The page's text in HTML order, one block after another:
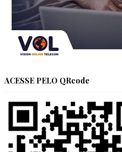
ACESSE PELO QRcode